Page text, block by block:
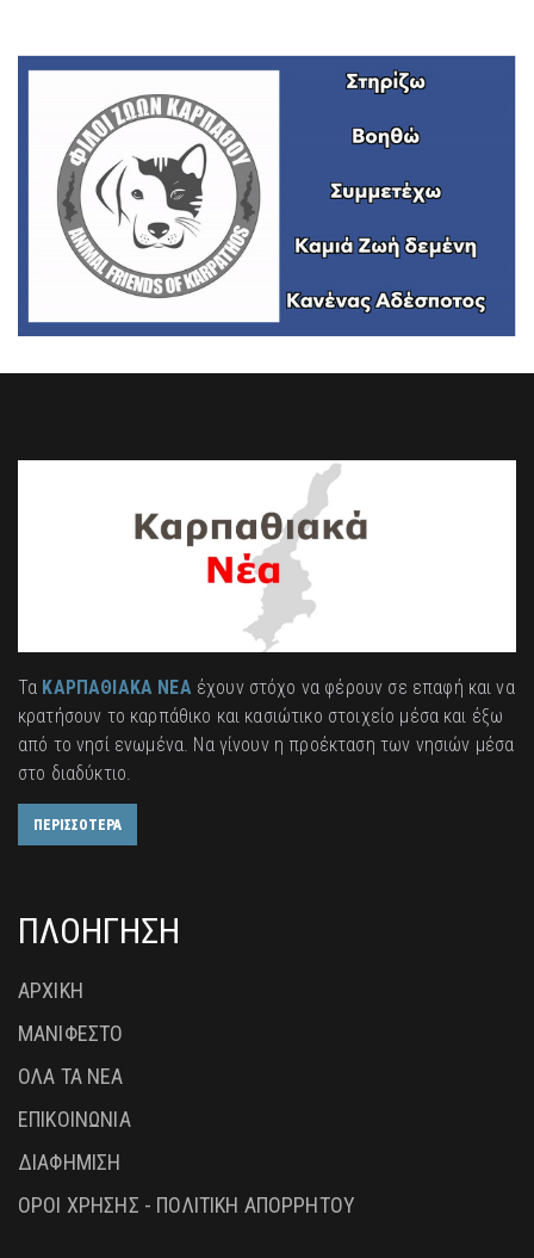
Τα ΚΑΡΠΑΘΙΑΚΑ ΝΕΑέχουν στόχο να φέρουν σε επαφή και να
κρατήσουν το καρπάθικο και κασιώτικο στοιχείο μέσα και έξω
από το νησί ενωμένα. Να γίνουν η προέκταση των νησιών μέσα
στο διαδύκτιο.
ΠΕΡΙΣΣΟΤΕΡΑ
ΠΛΟΗΓΗΣΗ
ΑΡΧΙΚΗ
ΜΑΝΙΦΕΣΤΟ
ΟΛΑ ΤΑ ΝΕΑ
ΕΠΙΚΟΙΝΩΝΙΑ
ΔΙΑΦΗΜΙΣΗ
ΟΡΟΙ ΧΡΗΣΗΣ - ΠΟΛΙΤΙΚΗ ΑΠΟΡΡΗΤΟΥ